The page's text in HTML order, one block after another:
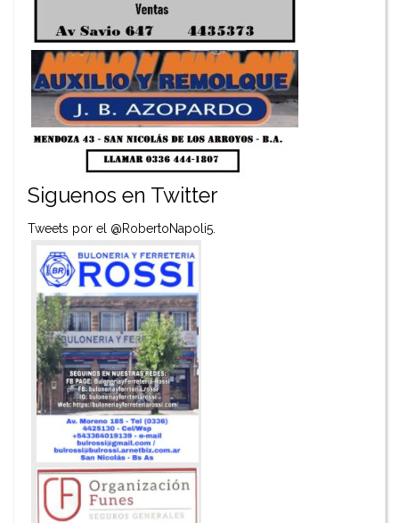
Siguenos en Twitter
Tweets por el @RobertoNapoli5.